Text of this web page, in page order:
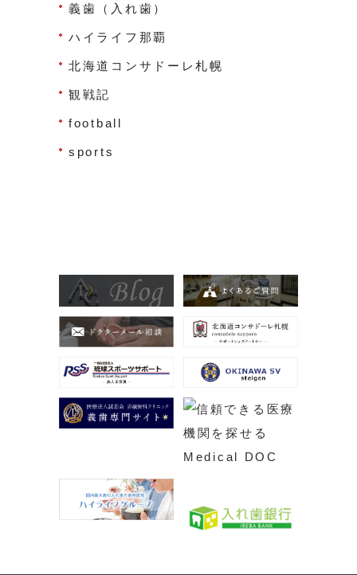
義歯（入れ歯）
ハイライフ那覇
北海道コンサドーレ札幌
観戦記
football
sports